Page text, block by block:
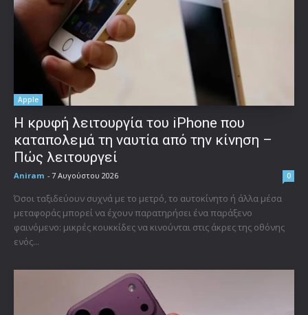
Apple
Η κρυφή λειτουργία του iPhone που
καταπολεμά τη ναυτία από την κίνηση –
Πώς λειτουργεί
Aniram - 7 Αυγούστου 2026 0
Όσοι ταξιδεύουν συχνά με το μετρό, το αυτοκίνητο ή άλλα μέσα
μεταφοράς μπορεί να έχουν παρατηρήσει ένα παράξενο
φαινόμενο: μικρές κουκκίδες να κινούνται στις άκρες της οθόνης
ενός...